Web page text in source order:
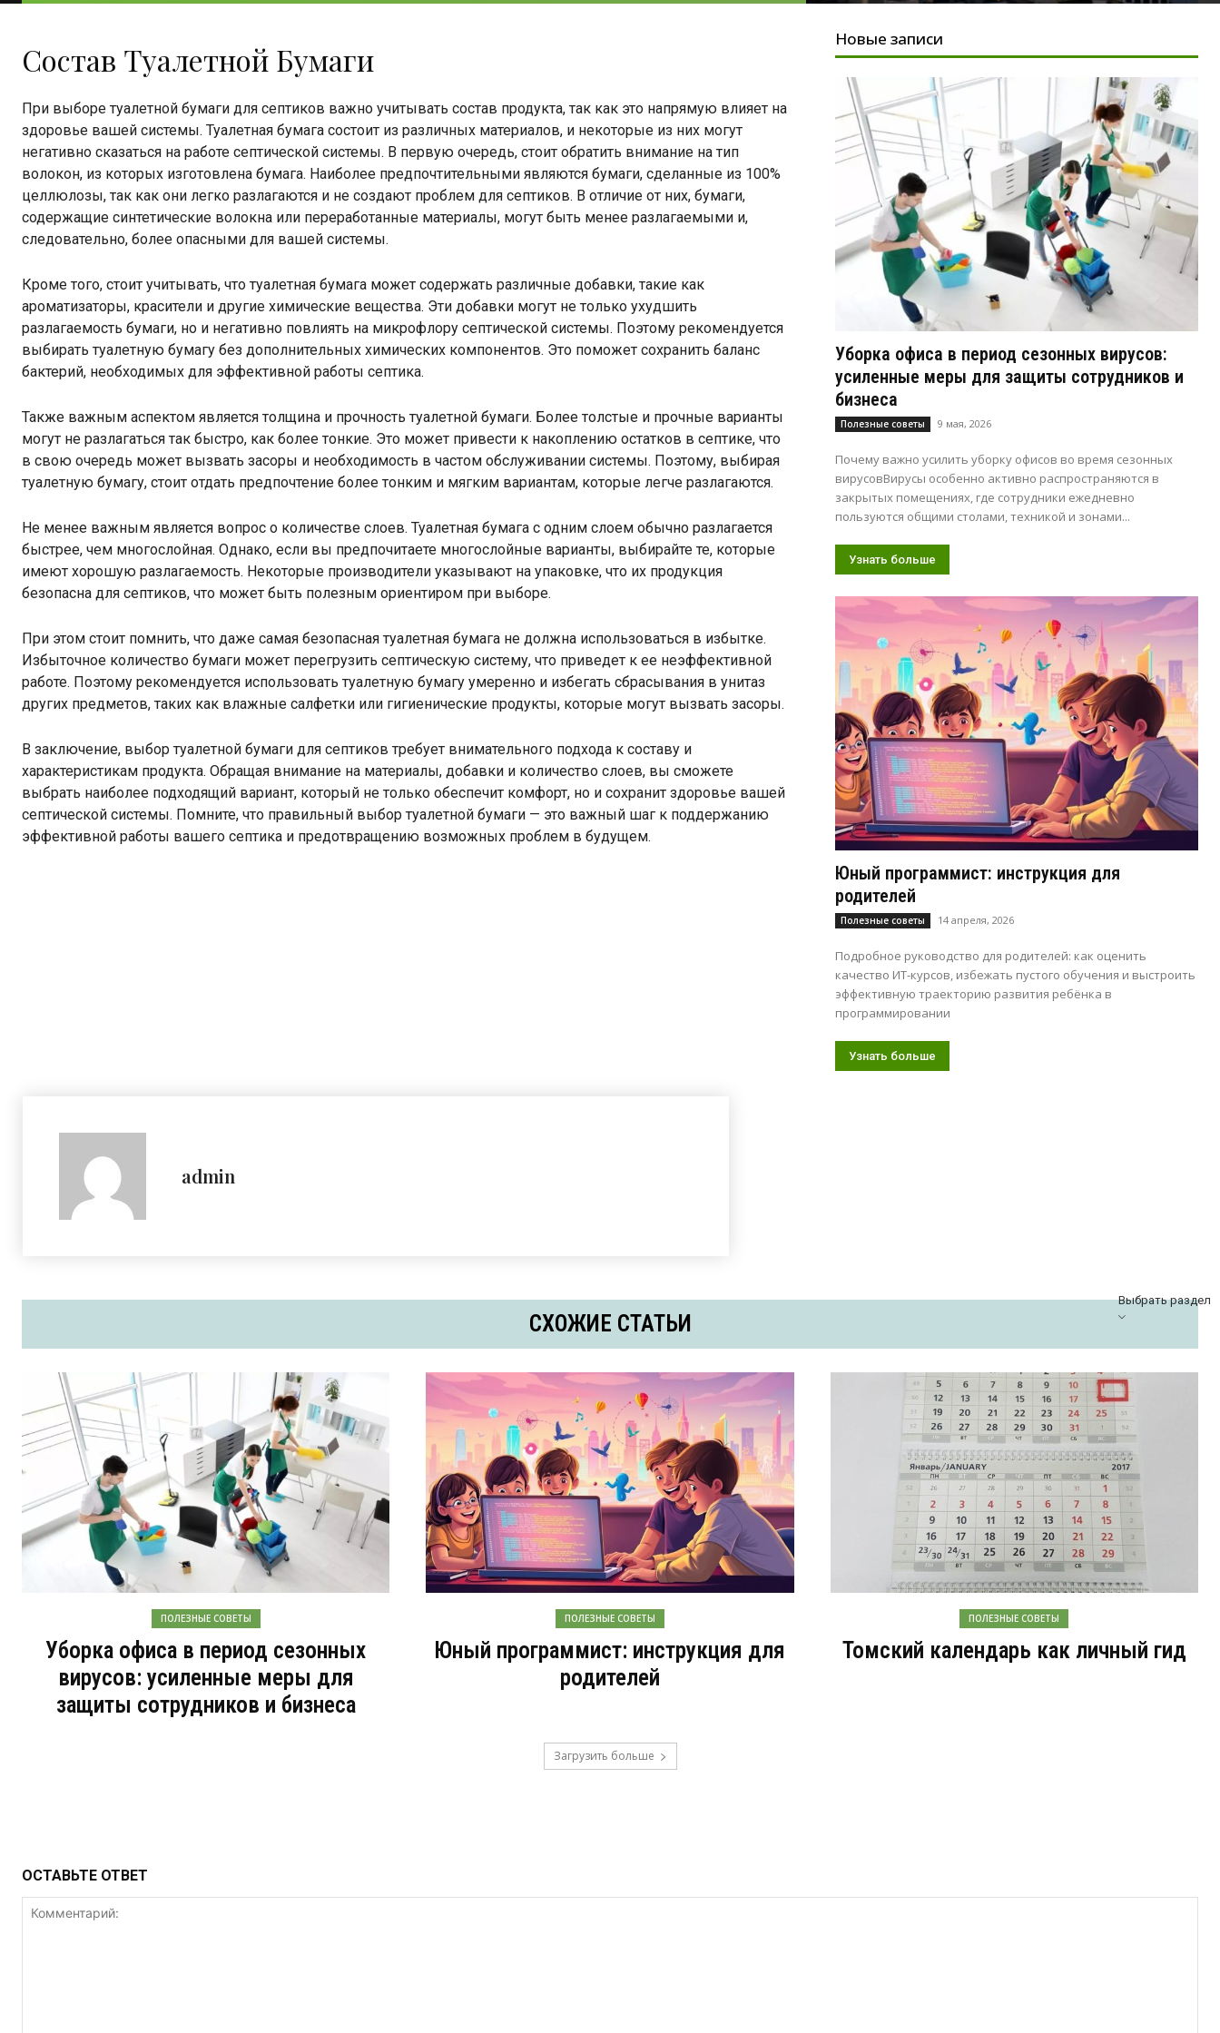
Состав Туалетной Бумаги
При выборе туалетной бумаги для септиков важно учитывать состав продукта, так как это напрямую влияет на
здоровье вашей системы. Туалетная бумага состоит из различных материалов, и некоторые из них могут
негативно сказаться на работе септической системы. В первую очередь, стоит обратить внимание на тип
волокон, из которых изготовлена бумага. Наиболее предпочтительными являются бумаги, сделанные из 100%
целлюлозы, так как они легко разлагаются и не создают проблем для септиков. В отличие от них, бумаги,
содержащие синтетические волокна или переработанные материалы, могут быть менее разлагаемыми и,
следовательно, более опасными для вашей системы.
Кроме того, стоит учитывать, что туалетная бумага может содержать различные добавки, такие как
ароматизаторы, красители и другие химические вещества. Эти добавки могут не только ухудшить
разлагаемость бумаги, но и негативно повлиять на микрофлору септической системы. Поэтому рекомендуется
выбирать туалетную бумагу без дополнительных химических компонентов. Это поможет сохранить баланс
бактерий, необходимых для эффективной работы септика.
Также важным аспектом является толщина и прочность туалетной бумаги. Более толстые и прочные варианты
могут не разлагаться так быстро, как более тонкие. Это может привести к накоплению остатков в септике, что
в свою очередь может вызвать засоры и необходимость в частом обслуживании системы. Поэтому, выбирая
туалетную бумагу, стоит отдать предпочтение более тонким и мягким вариантам, которые легче разлагаются.
Не менее важным является вопрос о количестве слоев. Туалетная бумага с одним слоем обычно разлагается
быстрее, чем многослойная. Однако, если вы предпочитаете многослойные варианты, выбирайте те, которые
имеют хорошую разлагаемость. Некоторые производители указывают на упаковке, что их продукция
безопасна для септиков, что может быть полезным ориентиром при выборе.
При этом стоит помнить, что даже самая безопасная туалетная бумага не должна использоваться в избытке.
Избыточное количество бумаги может перегрузить септическую систему, что приведет к ее неэффективной
работе. Поэтому рекомендуется использовать туалетную бумагу умеренно и избегать сбрасывания в унитаз
других предметов, таких как влажные салфетки или гигиенические продукты, которые могут вызвать засоры.
В заключение, выбор туалетной бумаги для септиков требует внимательного подхода к составу и
характеристикам продукта. Обращая внимание на материалы, добавки и количество слоев, вы сможете
выбрать наиболее подходящий вариант, который не только обеспечит комфорт, но и сохранит здоровье вашей
септической системы. Помните, что правильный выбор туалетной бумаги — это важный шаг к поддержанию
эффективной работы вашего септика и предотвращению возможных проблем в будущем.
Новые записи
Уборка офиса в период сезонных вирусов:
усиленные меры для защиты сотрудников и
бизнеса
Полезные советы 9 мая, 2026
Почему важно усилить уборку офисов во время сезонных
вирусовВирусы особенно активно распространяются в
закрытых помещениях, где сотрудники ежедневно
пользуются общими столами, техникой и зонами...
Узнать больше
Юный программист: инструкция для
родителей
Полезные советы 14 апреля, 2026
Подробное руководство для родителей: как оценить
качество ИТ-курсов, избежать пустого обучения и выстроить
эффективную траекторию развития ребёнка в
программировании
Узнать больше
admin
СХОЖИЕ СТАТЬИ
Выбрать раздел
ПОЛЕЗНЫЕ СОВЕТЫ
Уборка офиса в период сезонных
вирусов: усиленные меры для
защиты сотрудников и бизнеса
ПОЛЕЗНЫЕ СОВЕТЫ
Юный программист: инструкция для
родителей
ПОЛЕЗНЫЕ СОВЕТЫ
Томский календарь как личный гид
Загрузить больше
ОСТАВЬТЕ ОТВЕТ